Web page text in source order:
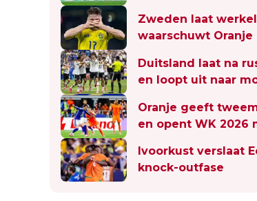
Zweden laat
waarschuwt Oranje
Duitsland laat na
en loopt uit naar
Oranje geeft
en opent WK 2026
Ivoorkust verslaat
knock-outfase